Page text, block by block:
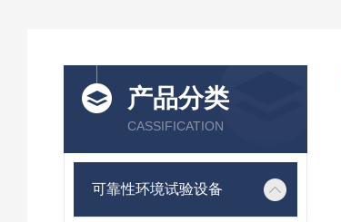
产品分类
CASSIFICATION
可靠性环境试验设备